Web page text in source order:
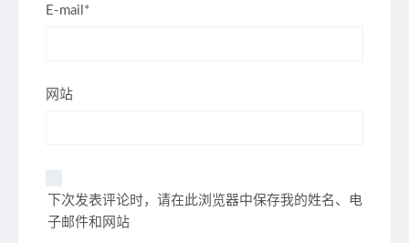
E-mail*
网站
下次发表评论时，请在此浏览器中保存我的姓名、电
子邮件和网站